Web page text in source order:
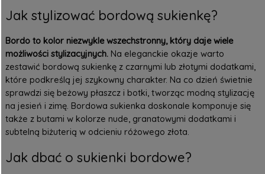
Jak stylizować bordową sukienkę?
Bordo to kolor niezwykle wszechstronny, który daje wiele
możliwości stylizacyjnych.Na eleganckie okazje warto
zestawić bordową sukienkę z czarnymi lub złotymi dodatkami,
które podkreślą jej szykowny charakter. Na co dzień świetnie
sprawdzi się beżowy płaszcz i botki, tworząc modną stylizację
na jesień i zimę. Bordowa sukienka doskonale komponuje się
także z butami w kolorze nude, granatowymi dodatkami i
subtelną biżuterią w odcieniu różowego złota.
Jak dbać o sukienki bordowe?